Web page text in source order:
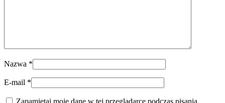
Nazwa *
E-mail *
Zapamiętaj moje dane w tej przeglądarce podczas pisania